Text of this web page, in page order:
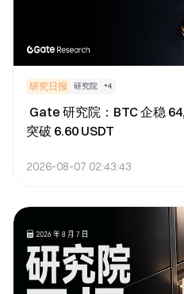
研究日报 研究院 +4
Gate 研究院：BTC 企稳
突破 6.60 USDT
2026-08-07 02:43:43